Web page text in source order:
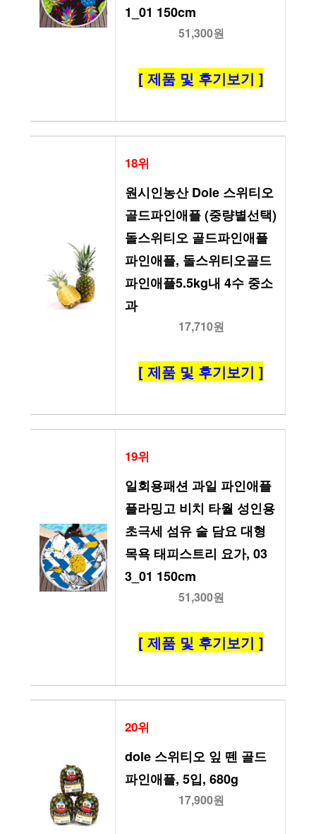
1_01 150cm
51,300원
[ 제품 및 후기보기 ]
18위
원시인농산 Dole 스위티오
골드파인애플 (중량별선택)
돌스위티오 골드파인애플
파인애플, 돌스위티오골드
파인애플5.5kg내 4수 중소
과
17,710원
[ 제품 및 후기보기 ]
19위
일회용패션 과일 파인애플
플라밍고 비치 타월 성인용
초극세 섬유 술 담요 대형
목욕 태피스트리 요가, 03
3_01 150cm
51,300원
[ 제품 및 후기보기 ]
20위
dole 스위티오 잎 뗀 골드
파인애플, 5입, 680g
17,900원